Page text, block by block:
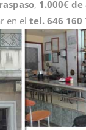
, 1.000€
en el tel. 646 160